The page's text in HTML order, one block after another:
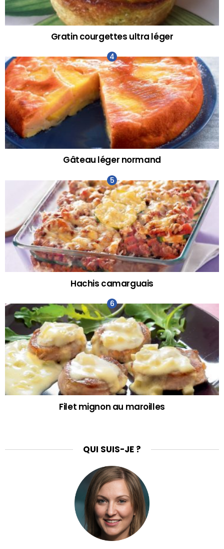
Gratin courgettes ultra léger
Gâteau léger normand
Hachis camarguais
Filet mignon au maroilles
QUI SUIS-JE ?